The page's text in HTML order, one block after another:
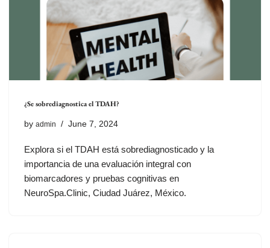
¿Se sobrediagnostica el TDAH?
by admin June 7, 2024
Explora si el TDAH está sobrediagnosticado y la
importancia de una evaluación integral con
biomarcadores y pruebas cognitivas en
NeuroSpa.Clinic, Ciudad Juárez, México.